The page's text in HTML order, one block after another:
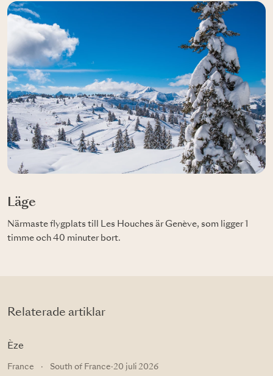
Läge
Närmaste flygplats till Les Houches är Genève, som ligger 1
timme och 40 minuter bort.
Relaterade artiklar
Èze
France · South of France·20 juli 2026